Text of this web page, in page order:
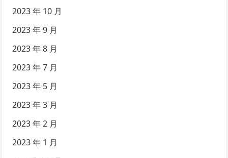
2023 年 10 月
2023 年 9 月
2023 年 8 月
2023 年 7 月
2023 年 5 月
2023 年 3 月
2023 年 2 月
2023 年 1 月